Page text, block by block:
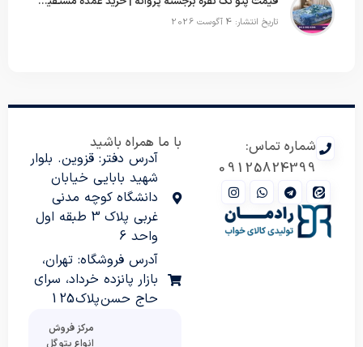
تاریخ انتشار: 4 آگوست 2026
شماره تماس:
09125824399
با ما همراه باشید
آدرس دفتر: قزوین. بلوار
شهید بابایی خیابان
دانشگاه کوچه مدنی
غربی پلاک 3 طبقه اول
واحد 6
آدرس فروشگاه: تهران،
بازار پانزده خرداد، سرای
حاج حسن پلاک 125
مرکز فروش
انواع پتو گل